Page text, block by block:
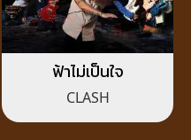
ฟ้าไม่เป็นใจ
CLASH